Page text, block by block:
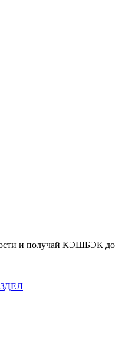
и получай КЭШБЭК до